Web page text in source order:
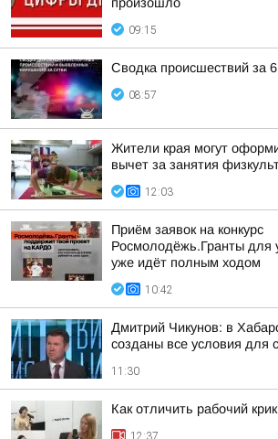
09:15
Сводка происшествий за 6
08:57
Жители края могут
вычет за занятия
12:03
Приём заявок на конкурс
Росмолодёжь.Гранты для
уже идёт полным ходом
10:42
Дмитрий Чикунов: в
созданы все условия для
11:30
Как отличить рабочий
12:37